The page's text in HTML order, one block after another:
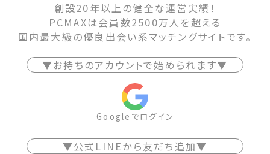
創設20年以上の健全な運営実績！
PCMAXは会員数2500万人を超える
国内最大級の優良出会い系マッチングサイトです。
▼お持ちのアカウントで始められます▼
Googleでログイン
▼公式LINEから友だち追加▼